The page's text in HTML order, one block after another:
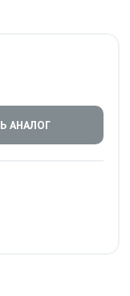
АНАЛОГ